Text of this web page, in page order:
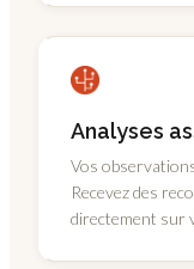
Analyses
Vos
Recevez des
directement sur